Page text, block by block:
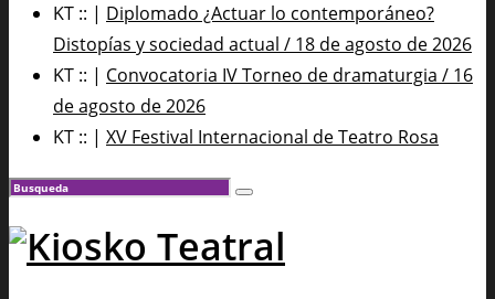
KT :: | Diplomado ¿Actuar lo contemporáneo?
Distopías y sociedad actual / 18 de agosto de 2026
KT :: | Convocatoria IV Torneo de dramaturgia / 16
de agosto de 2026
KT :: | XV Festival Internacional de Teatro Rosa